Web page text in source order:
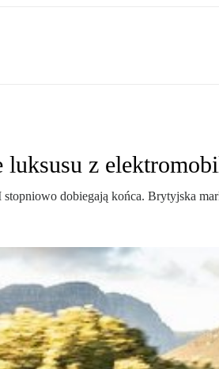
z
dobiegają końca. Brytyjska